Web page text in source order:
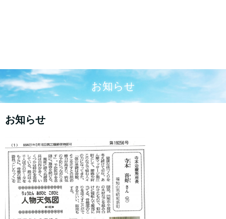
お知らせ
お知らせ